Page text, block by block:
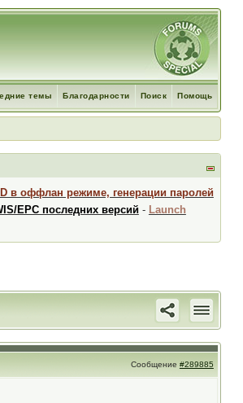
Помощь
Поиск
Благодарности
темы
в оффлан режиме, генерации паролей
EPC последних версий- Launch
Сообщение #289885